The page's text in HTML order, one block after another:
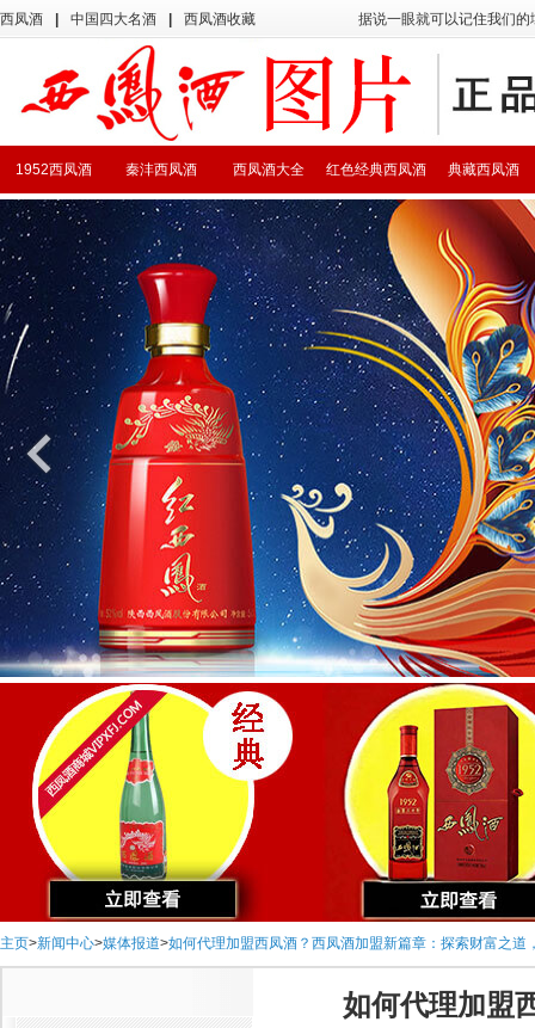
西凤酒 中国四大名酒 西凤酒收藏 据说一眼就可以记住我们
典藏西凤酒
红色经典西凤酒
西凤酒大全
秦沣西凤酒
1952西凤酒
主页>新闻中心>媒体报道>如何代理加盟西凤酒？西凤酒加盟新篇章：探索财富之道
如何代理加盟